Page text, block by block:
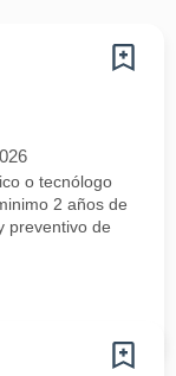
o tecnólogo
2 años de
preventivo de